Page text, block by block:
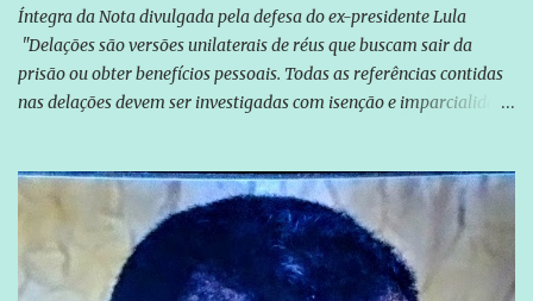
Íntegra da Nota divulgada pela defesa do ex-presidente Lula
"Delações são versões unilaterais de réus que buscam sair da
prisão ou obter benefícios pessoais. Todas as referências contidas
nas delações devem ser investigadas com isenção e imparcialidade
Globo manteve com o Grupo Odebrecht, citada na delação de
Emílio Odebrecht. Lula sempre atuou para promover o Brasil no
exterior, e não para promover determinadas empresas ou
empresários" Assina a nota o advogado Cristiano Zanin Martins